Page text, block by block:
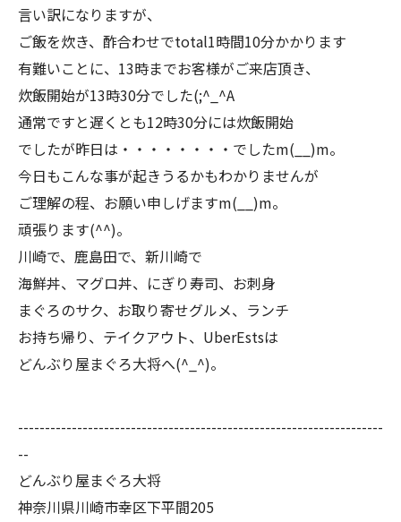
言い訳になりますが、
ご飯を炊き、酢合わせでtotal1時間10分かかります
有難いことに、13時までお客様がご来店頂き、
炊飯開始が13時30分でした(;^_^A
通常ですと遅くとも12時30分には炊飯開始
でしたが昨日は・・・・・・・・でしたm(__)m。
今日もこんな事が起きうるかもわかりませんが
ご理解の程、お願い申しげますm(__)m。
頑張ります(^^)。
川崎で、鹿島田で、新川崎で
海鮮丼、マグロ丼、にぎり寿司、お刺身
まぐろのサク、お取り寄せグルメ、ランチ
お持ち帰り、テイクアウト、UberEstsは
どんぶり屋まぐろ大将へ(^_^)。
--------------------------------------------------------------------
--
どんぶり屋まぐろ大将
神奈川県川崎市幸区下平間205